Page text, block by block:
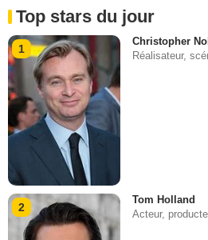
Top stars du jour
1
Christopher
Réalisateur,
2
Tom Holland
Acteur,